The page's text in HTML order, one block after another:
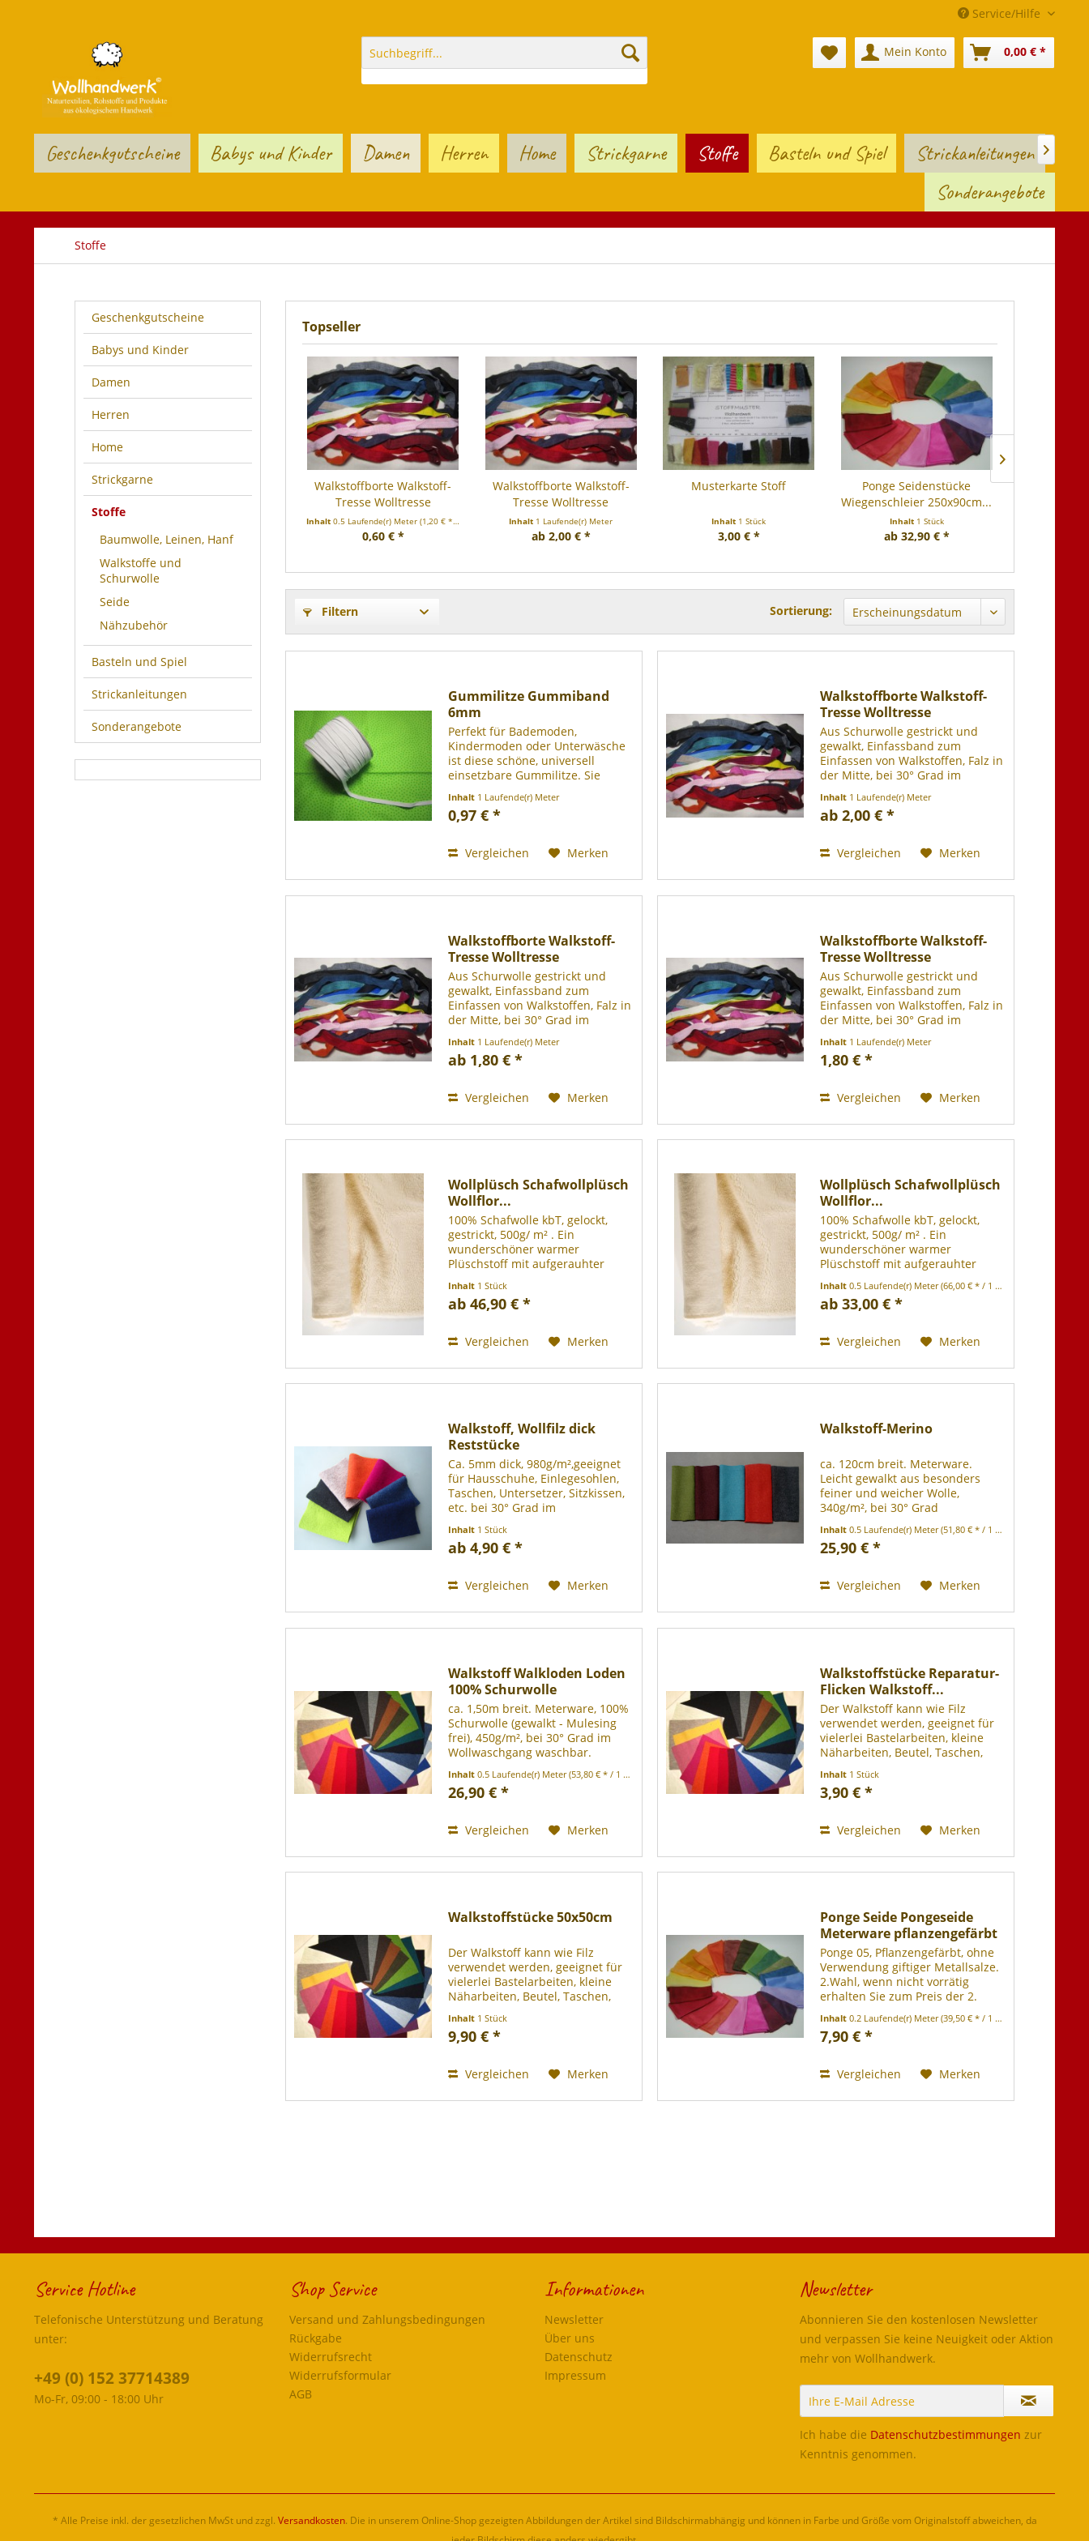
Service/Hilfe
Mein Konto 0,00 € *
Geschenkgutscheine Babys und Kinder Damen Herren Home Strickgarne Stoffe Basteln und Spiel
Strickanleitungen
Sonderangebote

Stoffe
Geschenkgutscheine
Babys und Kinder
Damen
Herren
Home
Strickgarne
Stoffe
Baumwolle, Leinen, Hanf
Walkstoffe und
Schurwolle
Seide
Nähzubehör
Basteln und Spiel
Strickanleitungen
Sonderangebote
Topseller
Walkstoffborte Walkstoff-
Tresse Wolltresse
Inhalt 0.5 Laufende(r) Meter (1,20 € * / 1 Laufende(r) Meter)
0,60 € *
Walkstoffborte Walkstoff-
Tresse Wolltresse
Inhalt 1 Laufende(r) Meter
ab 2,00 € *
Musterkarte Stoff
Inhalt 1 Stück
3,00 € *
Ponge Seidenstücke
Wiegenschleier 250x90cm...
Inhalt 1 Stück
ab 32,90 € *
Filtern Sortierung:
Gummilitze Gummiband
6mm
Perfekt für Bademoden,
Kindermoden oder Unterwäsche
ist diese schöne, universell
einsetzbare Gummilitze. Sie
Verbund von Polyester- und
Latexfäden (55 % Polyester, 45 %
verarbeitet...
Inhalt 1 Laufende(r) Meter
0,97 € *
Vergleichen Merken
Walkstoffborte Walkstoff-
Tresse Wolltresse
Aus Schurwolle gestrickt und
gewalkt, Einfassband zum
Einfassen von Walkstoffen, Falz in
der Mitte, bei 30° Grad im
3cm breit, Meterware. Die Farben
sind teilweise passend/identisch
Inhalt 1 Laufende(r) Meter
ab 2,00 € *
Vergleichen Merken
Walkstoffborte Walkstoff-
Tresse Wolltresse
Aus Schurwolle gestrickt und
gewalkt, Einfassband zum
Einfassen von Walkstoffen, Falz in
der Mitte, bei 30° Grad im
3cm breit, Meterware. Die Farben
sind teilweise passend/identisch
Inhalt 1 Laufende(r) Meter
ab 1,80 € *
Vergleichen Merken
Walkstoffborte Walkstoff-
Tresse Wolltresse
Aus Schurwolle gestrickt und
gewalkt, Einfassband zum
Einfassen von Walkstoffen, Falz in
der Mitte, bei 30° Grad im
3cm breit, Meterware. Die Farben
sind teilweise passend/identisch
Inhalt 1 Laufende(r) Meter
1,80 € *
Vergleichen Merken
Wollplüsch Schafwollplüsch
Wollflor...
100% Schafwolle kbT, gelockt,
gestrickt, 500g/ m² . Ein
wunderschöner warmer
Plüschstoff mit aufgerauhter
probieren sollten! Mit seiner
kuscheligen Oberfläche und der
für...
Inhalt 1 Stück
ab 46,90 € *
Vergleichen Merken
Wollplüsch Schafwollplüsch
Wollflor...
100% Schafwolle kbT, gelockt,
gestrickt, 500g/ m² . Ein
wunderschöner warmer
Plüschstoff mit aufgerauhter
probieren sollten! Mit seiner
kuscheligen Oberfläche und der
für...
Inhalt0.5 Laufende(r) Meter(66,00 € * / 1 Laufende(r) Meter)
ab 33,00 € *
Vergleichen Merken
Walkstoff, Wollfilz dick
Reststücke
Ca. 5mm dick, 980g/m²,geeignet
für Hausschuhe, Einlegesohlen,
Taschen, Untersetzer, Sitzkissen,
etc. bei 30° Grad im
Reststücke (Farbe dunkelblau -
Achtung einseitig hat der Stoff
Inhalt 1 Stück
ab 4,90 € *
Vergleichen Merken
Walkstoff-Merino
ca. 120cm breit. Meterware.
Leicht gewalkt aus besonders
feiner und weicher Wolle,
340g/m², bei 30° Grad
Staffelung 0,50 m 100%
Schurwolle (Merino, leicht
Inhalt0.5 Laufende(r) Meter(51,80 € * / 1 Laufende(r) Meter)
25,90 € *
Vergleichen Merken
Walkstoff Walkloden Loden
100% Schurwolle
ca. 1,50m breit. Meterware, 100%
Schurwolle (gewalkt - Mulesing
frei), 450g/m², bei 30° Grad im
Wollwaschgang waschbar.
Walkstoffborten Art. 1051 finden
Sie bei uns auch. Staffelung 0,50
Inhalt0.5 Laufende(r) Meter(53,80 € * / 1 Laufende(r) Meter)
26,90 € *
Vergleichen Merken
Walkstoffstücke Reparatur-
Flicken Walkstoff...
Der Walkstoff kann wie Filz
verwendet werden, geeignet für
vielerlei Bastelarbeiten, kleine
Näharbeiten, Beutel, Taschen,
Applikationen, Patchwork oder
zur Reparatur von Bekleidung
Inhalt 1 Stück
3,90 € *
Vergleichen Merken
Walkstoffstücke 50x50cm
Der Walkstoff kann wie Filz
verwendet werden, geeignet für
vielerlei Bastelarbeiten, kleine
Näharbeiten, Beutel, Taschen,
Applikationen, Patchwork. 100%
Schurwolle (gewalkt - Mulesing
Inhalt 1 Stück
9,90 € *
Vergleichen Merken
Ponge Seide Pongeseide
Meterware pflanzengefärbt
Ponge 05, Pflanzengefärbt, ohne
Verwendung giftiger Metallsalze.
2.Wahl, wenn nicht vorrätig
erhalten Sie zum Preis der 2.
1.Wahl Meterware auf Anfrage.
Verwendbar für Spieltücher,
Inhalt0.2 Laufende(r) Meter(39,50 € * / 1 Laufende(r) Meter)
7,90 € *
Vergleichen Merken
Service Hotline
Telefonische Unterstützung und Beratung
unter:
+49 (0) 152 37714389
Mo-Fr, 09:00 - 18:00 Uhr
Shop Service
Versand und Zahlungsbedingungen
Rückgabe
Widerrufsrecht
Widerrufsformular
AGB
Informationen
Newsletter
Über uns
Datenschutz
Impressum
Newsletter
Abonnieren Sie den kostenlosen Newsletter
und verpassen Sie keine Neuigkeit oder Aktion
mehr von Wollhandwerk.
Ich habe die Datenschutzbestimmungen zur
Kenntnis genommen.
* Alle Preise inkl. der gesetzlichen MwSt und zzgl. Versandkosten. Die in unserem Online-Shop gezeigten Abbildungen der Artikel sind Bildschirmabhängig und können in Farbe und Größe vom Originalstoff abweichen, da